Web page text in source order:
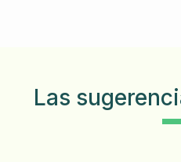
Las